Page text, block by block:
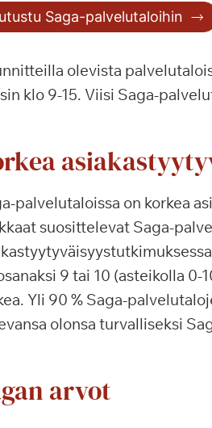
Saga-palvelutaloihin
olevista
klo 9-15. Viisi Saga-
palvelutaloissa on korkea
suosittelevat Saga-
9 tai 10 (asteikolla 0-
Yli 90 % Saga-
olonsa turvalliseksi
arvot